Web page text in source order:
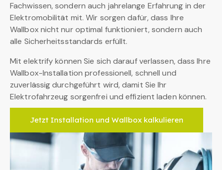
Fachwissen, sondern auch jahrelange Erfahrung in der
Elektromobilität mit. Wir sorgen dafür, dass Ihre
Wallbox nicht nur optimal funktioniert, sondern auch
alle Sicherheitsstandards erfüllt.
Mit elektrify können Sie sich darauf verlassen, dass Ihre
Wallbox-Installation professionell, schnell und
zuverlässig durchgeführt wird, damit Sie Ihr
Elektrofahrzeug sorgenfrei und effizient laden können.
Jetzt Installation und Wallbox kalkulieren